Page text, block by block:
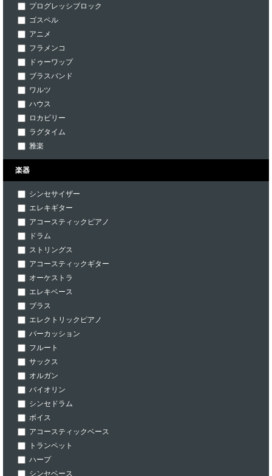
プログレッシブロック
ゴスペル
アニメ
フラメンコ
ドゥーワップ
ブラスバンド
ワルツ
ハウス
ロカビリー
ラグタイム
雅楽
楽器
シンセサイザー
エレキギター
アコースティックピアノ
ドラム
ストリングス
アコースティックギター
オーケストラ
エレキベース
ブラス
エレクトリックピアノ
パーカッション
フルート
サックス
オルガン
バイオリン
シンセドラム
ボイス
アコースティックベース
トランペット
ハープ
シンセベース